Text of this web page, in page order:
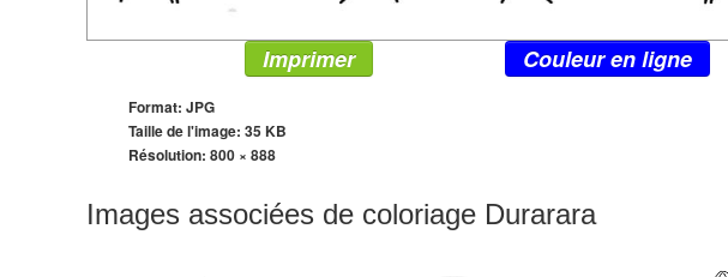
Imprimer Couleur en ligne
Format: JPG
Taille de l'image: 35 KB
Résolution: 800 × 888
Images associées de coloriage Durarara